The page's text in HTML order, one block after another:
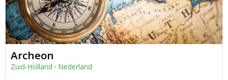
Archeon
Zuid-Holland · Nederland